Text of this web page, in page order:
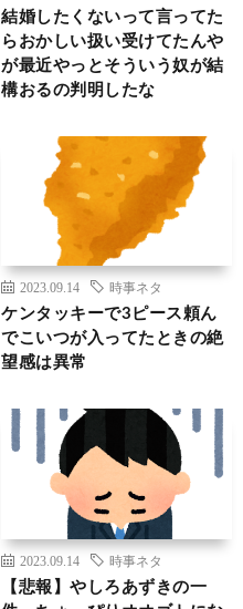
結婚したくないって言ってた
らおかしい扱い受けてたんや
が最近やっとそういう奴が結
構おるの判明したな
2023.09.14 時事ネタ
ケンタッキーで3ピース頼ん
でこいつが入ってたときの絶
望感は異常
2023.09.14 時事ネタ
【悲報】やしろあずきの一